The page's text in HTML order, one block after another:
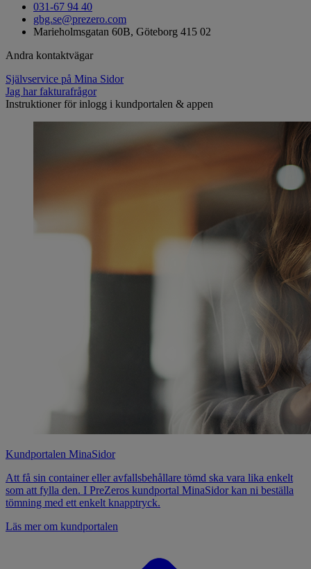
031-67 94 40
gbg.se@prezero.com
Marieholmsgatan 60B, Göteborg 415 02
Andra kontaktvägar
Självservice på Mina Sidor
Jag har fakturafrågor
Instruktioner för inlogg i kundportalen & appen
Kundportalen MinaSidor
Att få sin container eller avfallsbehållare tömd ska vara lika enkelt
som att fylla den. I PreZeros kundportal MinaSidor kan ni beställa
tömning med ett enkelt knapptryck.
Läs mer om kundportalen